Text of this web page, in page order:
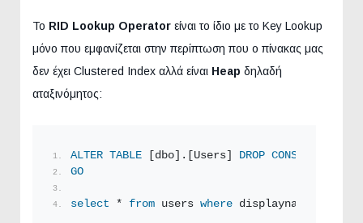
Το RID Lookup Operator είναι το ίδιο με το Key Lookup
μόνο που εμφανίζεται στην περίπτωση που ο πίνακας μας
δεν έχει Clustered Index αλλά είναι Heap δηλαδή
αταξινόμητος:
ALTER TABLE [dbo].[Users] DROP CONSTRAINT
GO
select * from users where displayname